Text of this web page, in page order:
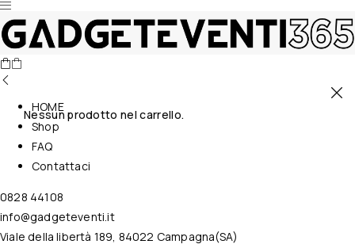
Nessun prodotto nel carrello.
HOME
Shop
FAQ
Contattaci
0828 44108
info@gadgeteventi.it
Viale della libertà 189, 84022 Campagna(SA)